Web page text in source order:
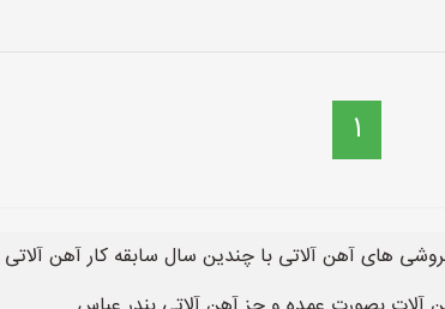
1
های آهن آلاتی با چندین سال سابقه کار آهن